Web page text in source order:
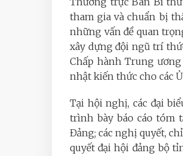
tham gia và chuẩn bị
những vấn đề quan
xây dựng đội ngũ trí
Chấp hành Trung
nhật kiến thức cho các
Tại hội nghị, các đại
trình bày báo cáo tóm
Đảng; các nghị quyết,
quyết đại hội đảng bộ